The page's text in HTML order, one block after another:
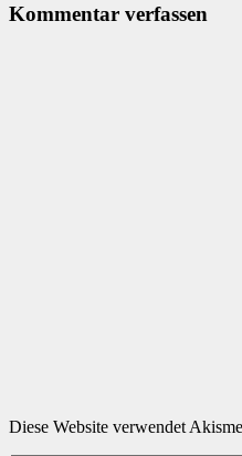
Kommentar verfassen
Diese Website verwendet